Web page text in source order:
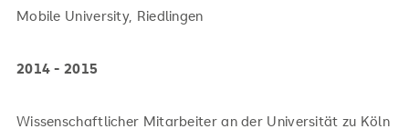
Mobile University, Riedlingen
2014 - 2015
Wissenschaftlicher Mitarbeiter an der Universität zu Köln